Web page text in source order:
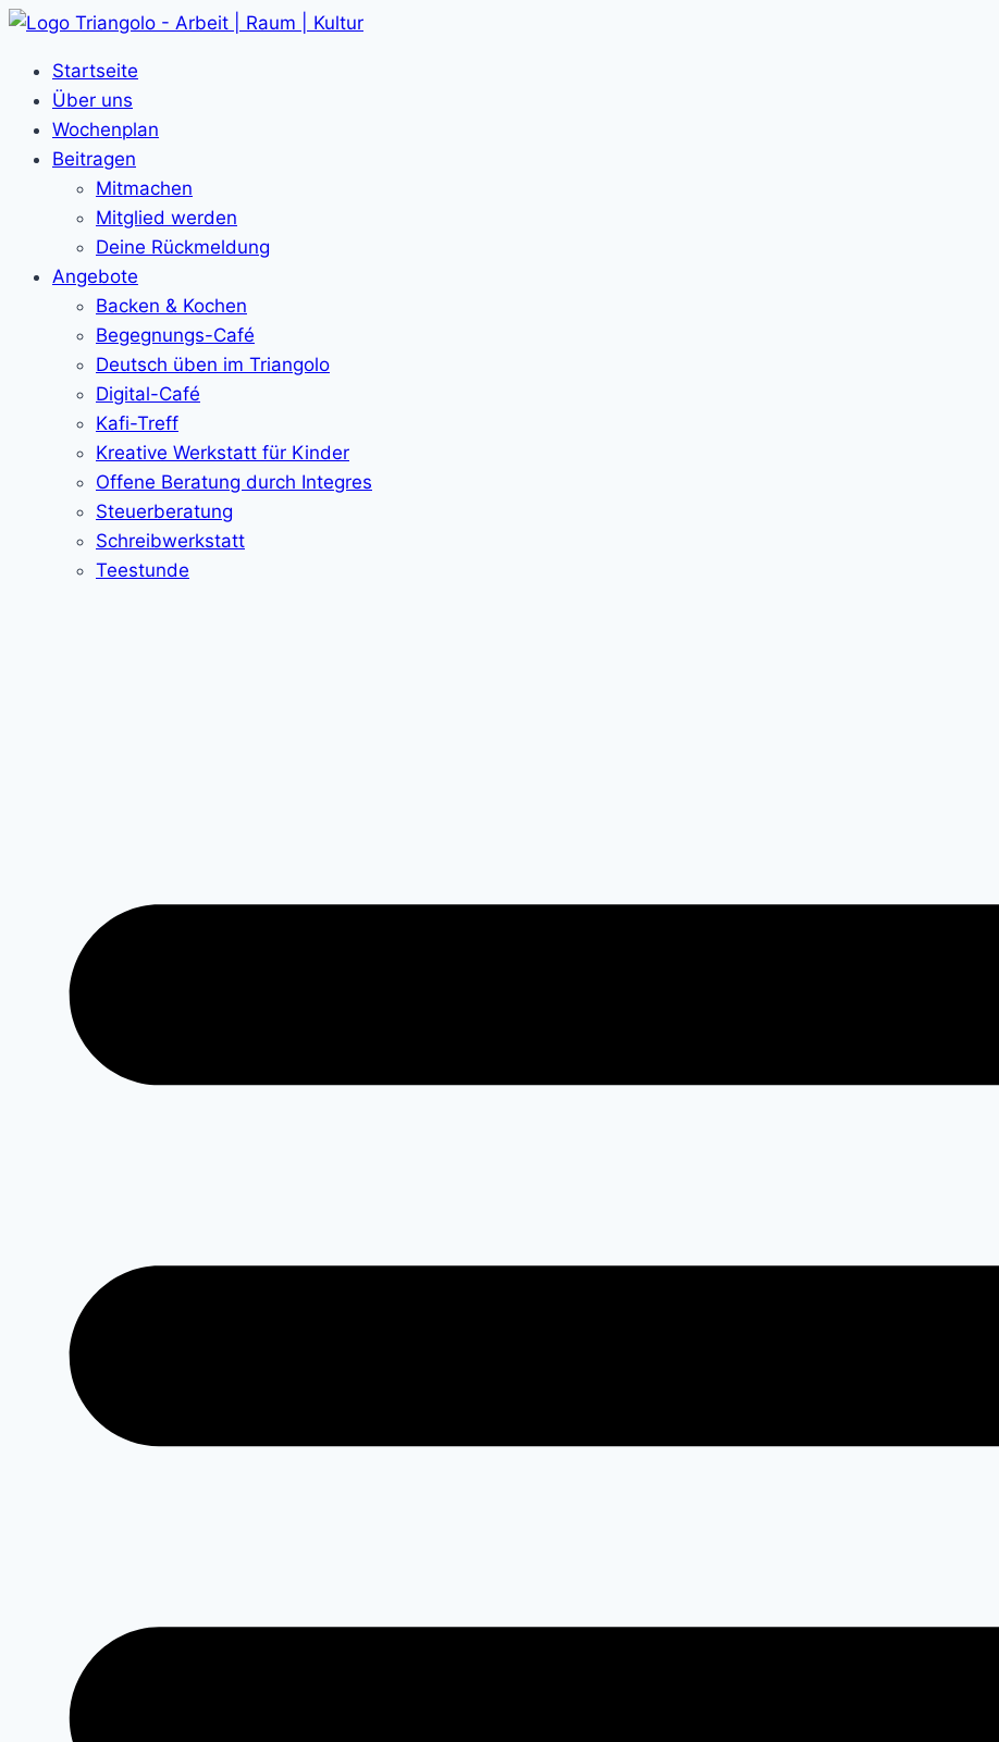
Zum
springenStartseite
Über uns
Wochenplan
Beitragen
Mitmachen
Mitglied werden
Deine Rückmeldung
Angebote
Backen & Kochen
Begegnungs-Café
Deutsch üben im Triangolo
Digital-Café
Kafi-Treff
Kreative Werkstatt für Kinder
Offene Beratung durch Integres
Steuerberatung
Schreibwerkstatt
Teestunde